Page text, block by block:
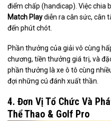
điểm chấp (handicap). Việc chia
Match Playdiễn ra cân sức, cân
đến phút chót.
Phần thưởng của giải vô cùng
chương, tiền thưởng giá trị, và
phần thưởng là xe ô tô cùng
đợi những cú đánh xuất thần.
4. Đơn Vị Tổ Chức Và
Thể Thao & Golf Pro